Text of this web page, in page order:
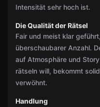
Intensität sehr hoch ist.
Die Qualität der Rätsel
Fair und meist klar
überschaubarer Anzahl.
auf Atmosphäre und
rätseln will, bekommt
verwöhnt.
Handlung